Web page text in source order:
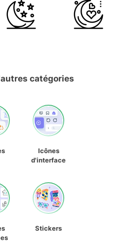
catégories
Icônes
d'interface
Stickers